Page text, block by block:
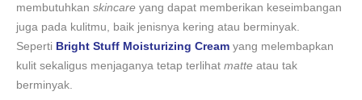
membutuhkan skincare yang dapat memberikan keseimbangan
juga pada kulitmu, baik jenisnya kering atau berminyak.
Seperti Bright Stuff Moisturizing Cream yang melembapkan
kulit sekaligus menjaganya tetap terlihat matte atau tak
berminyak.